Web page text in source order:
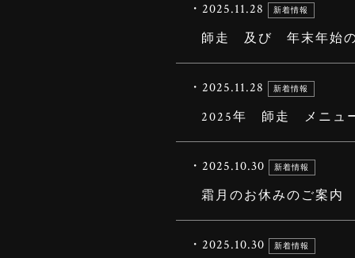
・2025.11.28 新着情報
師走 及び 年末年始の
・2025.11.28 新着情報
2025年 師走 メニュ
・2025.10.30 新着情報
霜月のお休みのご案内
・2025.10.30 新着情報